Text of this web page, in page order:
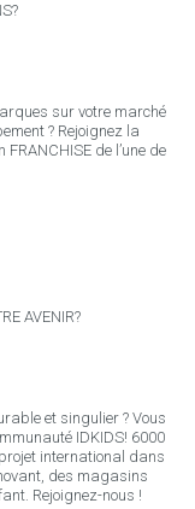
sur votre marché
? Rejoignez la
de l’une de
AVENIR?
et singulier ? Vous
IDKIDS! 6000
international dans
des magasins
Rejoignez-nous !